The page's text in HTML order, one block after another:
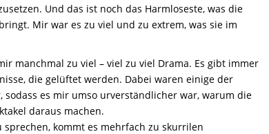
Und das ist noch das Harmloseste, was die
Mir war es zu viel und zu extrem, was sie im
manchmal zu viel – viel zu viel Drama. Es gibt immer
die gelüftet werden. Dabei waren einige der
es mir umso urverständlicher war, warum die
daraus machen.
kommt es mehrfach zu skurrilen